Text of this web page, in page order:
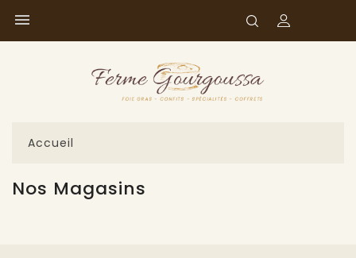

Accueil
Nos Magasins